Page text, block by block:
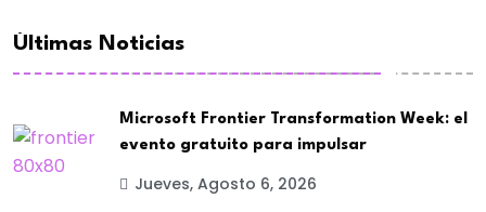
Últimas Noticias
Microsoft Frontier Transformation Week: el
evento gratuito para impulsar
Jueves, Agosto 6, 2026